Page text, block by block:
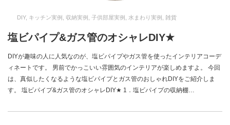
DIY, キッチン実例 収納実例 子供部屋実例 水まわり実例 雑貨
塩ビパイプ&ガス管のオシャレDIY★
DIYが趣味の人に人気なのが、塩ビパイプやガス管を使ったインテリアコーデ
ィネートです。 男前でかっこいい雰囲気のインテリアが楽しめますよ。 今回
は、真似したくなるような塩ビパイプとガス管のおしゃれDIYをご紹介しま
す。 塩ビパイプ&ガス管のオシャレDIY★ 1．塩ビパイプの収納棚…